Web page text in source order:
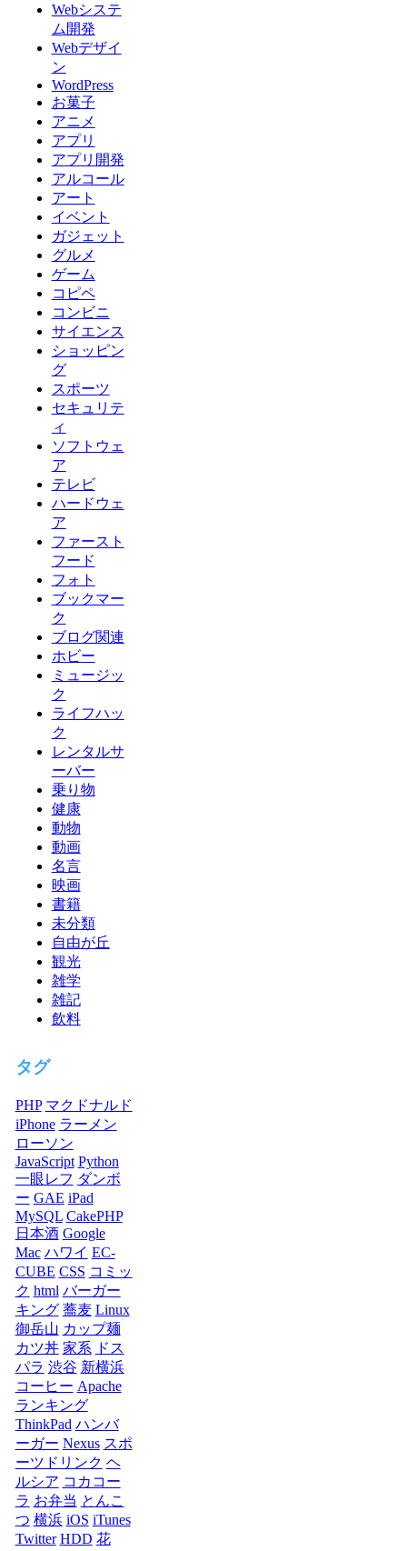
Webシステ
ム開発
Webデザイ
ン
WordPress
お菓子
アニメ
アプリ
アプリ開発
アルコール
アート
イベント
ガジェット
グルメ
ゲーム
コピペ
コンビニ
サイエンス
ショッピン
グ
スポーツ
セキュリテ
ィ
ソフトウェ
ア
テレビ
ハードウェ
ア
ファースト
フード
フォト
ブックマー
ク
ブログ関連
ホビー
ミュージッ
ク
ライフハッ
ク
レンタルサ
ーバー
乗り物
健康
動物
動画
名言
映画
書籍
未分類
自由が丘
観光
雑学
雑記
飲料
タグ
PHP マクドナルド
iPhone ラーメン
ローソン
JavaScript Python
一眼レフ ダンボ
ー GAE iPad
MySQL CakePHP
日本酒 Google
Mac ハワイ EC-
CUBE CSS コミッ
ク html バーガー
キング 蕎麦 Linux
御岳山 カップ麺
カツ丼 家系 ドス
パラ 渋谷 新横浜
コーヒー Apache
ランキング
ThinkPad ハンバ
ーガー Nexus スポ
ーツドリンク ヘ
ルシア コカコー
ラ お弁当 とんこ
つ 横浜 iOS iTunes
Twitter HDD 花